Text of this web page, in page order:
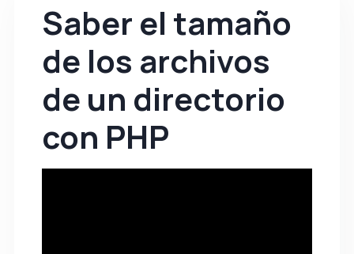
Saber el tamaño
de los archivos
de un directorio
con PHP